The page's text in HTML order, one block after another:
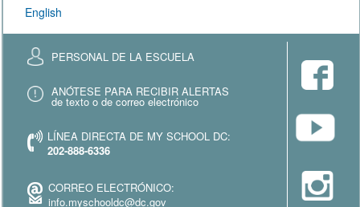
English
PERSONAL DE LA ESCUELA
ANÓTESE PARA RECIBIR ALERTAS
de texto o de correo electrónico
LÍNEA DIRECTA DE MY SCHOOL DC:
202-888-6336
CORREO ELECTRÓNICO:
info.myschooldc@dc.gov